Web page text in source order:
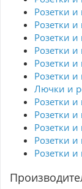
Розетки
Розетки
Розетки
Розетки
Розетки
Розетки и
Лючки и
Розетки
Розетки
Розетки
Розетки
Розетки